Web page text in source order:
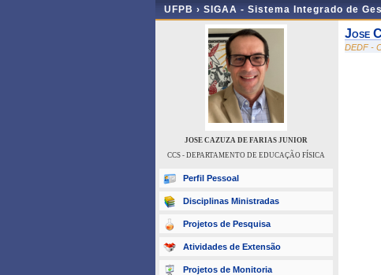
UFPB › SIGAA - Sistema Integrado de
JOSE CAZUZA DE FARIAS JUNIOR
CCS - DEPARTAMENTO DE EDUCAÇÃO FÍSICA
Perfil Pessoal
Disciplinas Ministradas
Projetos de Pesquisa
Atividades de Extensão
Projetos de Monitoria
Jose
DEDF -